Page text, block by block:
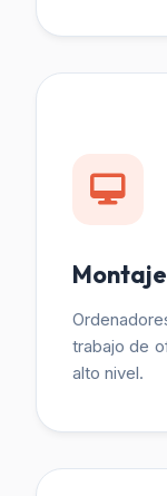
trabajo de
alto nivel.